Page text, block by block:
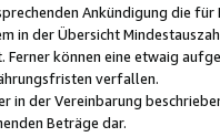
Ankündigung die
in der Übersicht
können eine etwaig
verfallen.
in der Vereinbarung
Beträge dar.